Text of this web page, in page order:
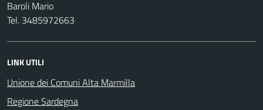
Baroli Mario
Tel. 3485972663
LINK UTILI
Unione dei Comuni Alta Marmilla
Regione Sardegna